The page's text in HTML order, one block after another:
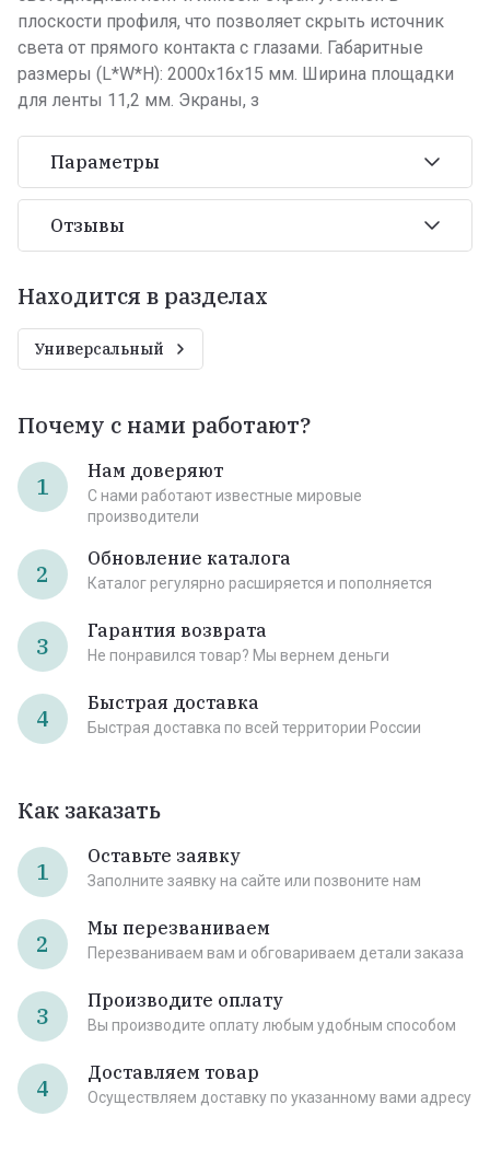
плоскости профиля, что позволяет скрыть источник
света от прямого контакта с глазами. Габаритные
размеры (L*W*H): 2000x16x15 мм. Ширина площадки
для ленты 11,2 мм. Экраны, з
Параметры
Отзывы
Находится в разделах
Универсальный
Почему с нами работают?
1
Нам доверяют
С нами работают известные мировые
производители
2
Обновление каталога
Каталог регулярно расширяется и пополняется
3
Гарантия возврата
Не понравился товар? Мы вернем деньги
4
Быстрая доставка
Быстрая доставка по всей территории России
Как заказать
1
Оставьте заявку
Заполните заявку на сайте или позвоните нам
2
Мы перезваниваем
Перезваниваем вам и обговариваем детали заказа
3
Производите оплату
Вы производите оплату любым удобным способом
4
Доставляем товар
Осуществляем доставку по указанному вами адресу